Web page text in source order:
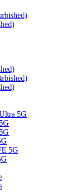
5G
5G